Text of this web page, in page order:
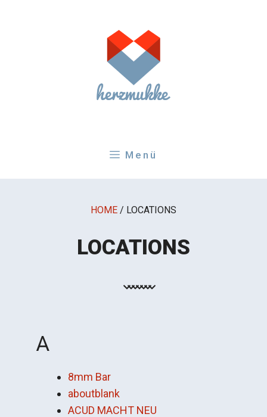
Menü
HOME / LOCATIONS
LOCATIONS
A
8mm Bar
aboutblank
ACUD MACHT NEU